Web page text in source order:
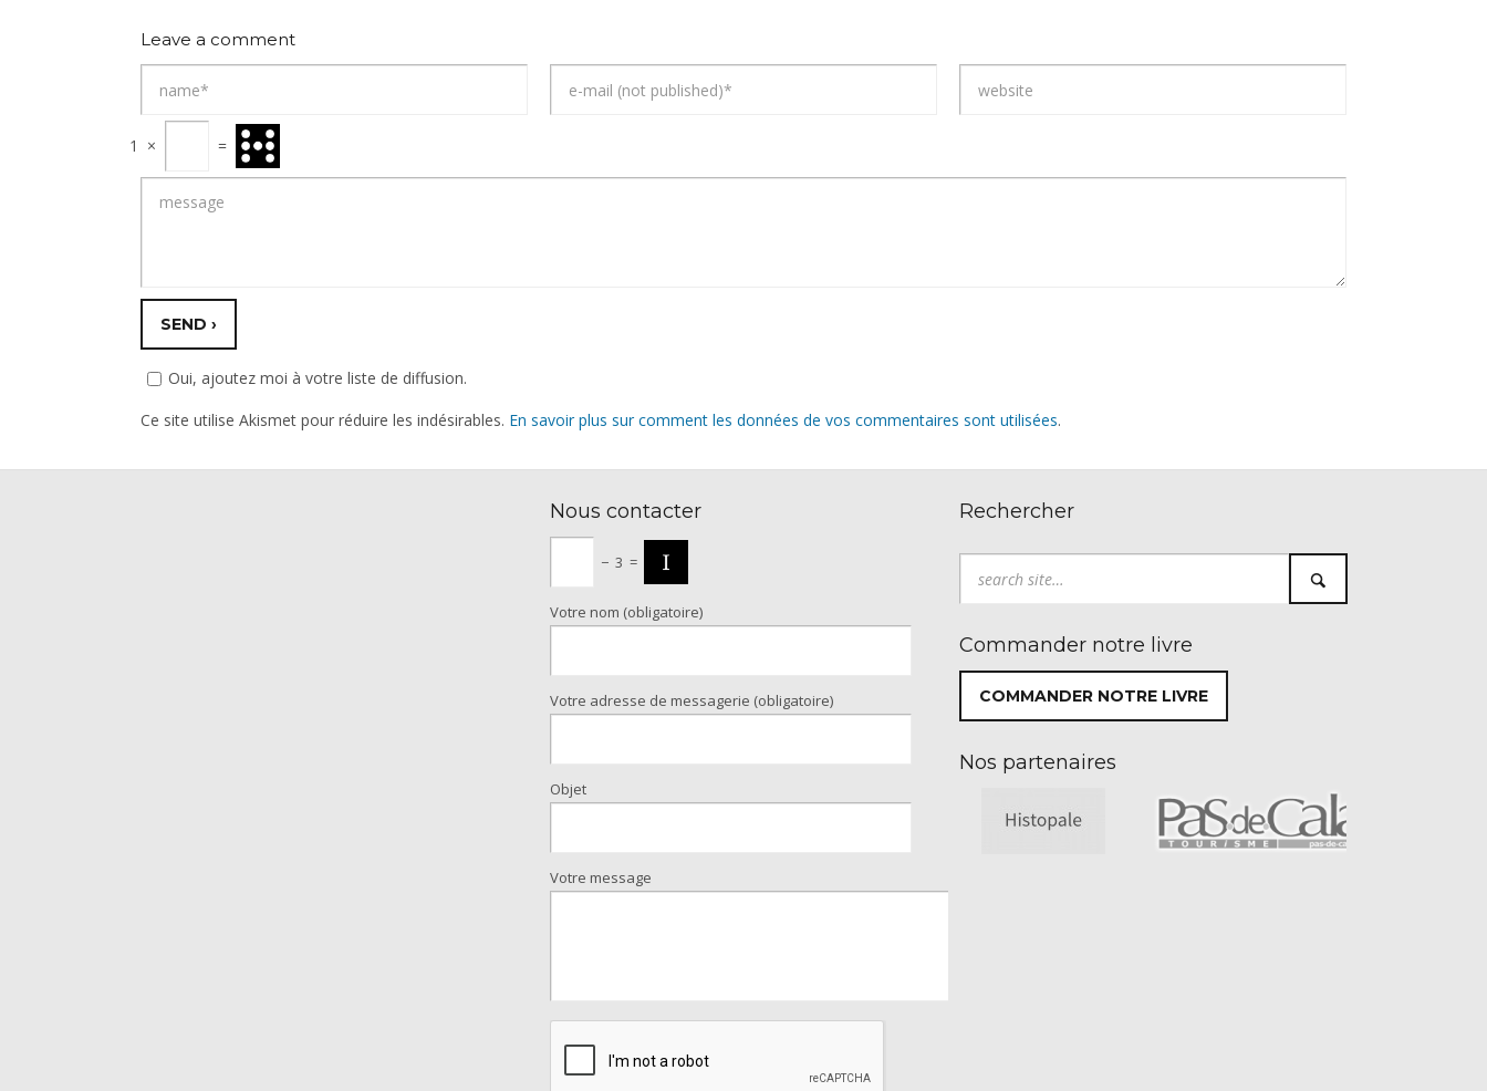
Leave a comment
1 × =
Oui, ajoutez moi à votre liste de diffusion.
Ce site utilise Akismet pour réduire les indésirables. En savoir plus sur comment les données de vos commentaires sont utilisées.
Nous contacter
− 3 =
Votre nom (obligatoire)
Votre adresse de messagerie (obligatoire)
Objet
Votre message
Rechercher
Commander notre livre
COMMANDER NOTRE LIVRE
Nos partenaires